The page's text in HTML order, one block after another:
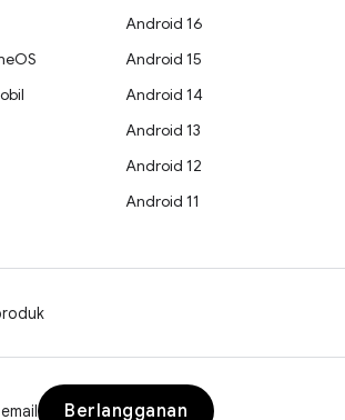
Android 16
Android 15
Android 14
Android 13
Android 12
Android 11
Berlangganan